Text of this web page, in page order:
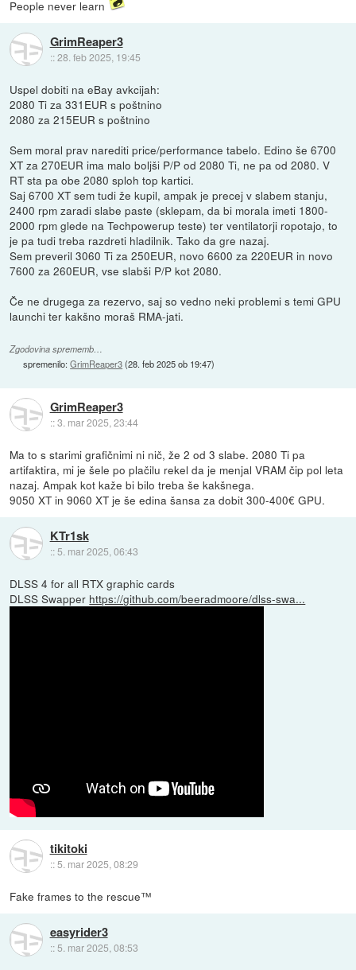
People never learn
GrimReaper3
::28. feb 2025, 19:45
Uspel dobiti na eBay avkcijah:
2080 Ti za 331EUR s poštnino
2080 za 215EUR s poštnino
Sem moral prav narediti price/performance tabelo. Edino še 6700
XT za 270EUR ima malo boljši P/P od 2080 Ti, ne pa od 2080. V
RT sta pa obe 2080 sploh top kartici.
Saj 6700 XT sem tudi že kupil, ampak je precej v slabem stanju,
2400 rpm zaradi slabe paste (sklepam, da bi morala imeti 1800-
2000 rpm glede na Techpowerup teste) ter ventilatorji ropotajo, to
je pa tudi treba razdreti hladilnik. Tako da gre nazaj.
Sem preveril 3060 Ti za 250EUR, novo 6600 za 220EUR in novo
7600 za 260EUR, vse slabši P/P kot 2080.
Če ne drugega za rezervo, saj so vedno neki problemi s temi GPU
launchi ter kakšno moraš RMA-jati.
Zgodovina sprememb…
spremenilo:GrimReaper3(28. feb 2025 ob 19:47)
GrimReaper3
::3. mar 2025, 23:44
Ma to s starimi grafičnimi ni nič, že 2 od 3 slabe. 2080 Ti pa
artifaktira, mi je šele po plačilu rekel da je menjal VRAM čip pol leta
nazaj. Ampak kot kaže bi bilo treba še kakšnega.
9050 XT in 9060 XT je še edina šansa za dobit 300-400€ GPU.
KTr1sk
:: 5. mar 2025, 06:43
DLSS 4 for all RTX graphic cards
DLSS Swapper https://github.com/beeradmoore/dlss-swa...
tikitoki
::5. mar 2025, 08:29
Fake frames to the rescue™
easyrider3
:: 5. mar 2025, 08:53